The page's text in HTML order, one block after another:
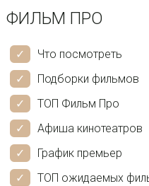
ФИЛЬМ ПРО
Что посмотреть
Подборки фильмов
ТОП Фильм Про
Афиша кинотеатров
График премьер
ТОП ожидаемых